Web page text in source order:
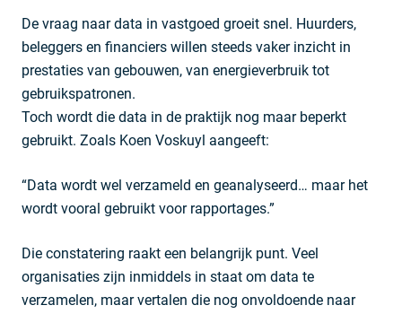
De vraag naar data in vastgoed groeit snel. Huurders,
beleggers en financiers willen steeds vaker inzicht in
prestaties van gebouwen, van energieverbruik tot
gebruikspatronen.
Toch wordt die data in de praktijk nog maar beperkt
gebruikt. Zoals Koen Voskuyl aangeeft:
“Data wordt wel verzameld en geanalyseerd… maar het
wordt vooral gebruikt voor rapportages.”
Die constatering raakt een belangrijk punt. Veel
organisaties zijn inmiddels in staat om data te
verzamelen, maar vertalen die nog onvoldoende naar